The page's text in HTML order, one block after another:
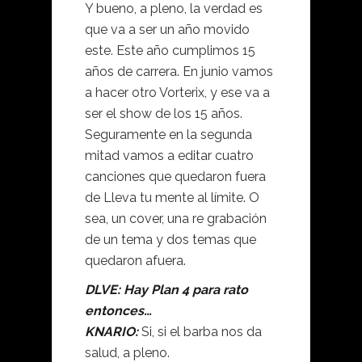
Y bueno, a pleno, la verdad es
que va a ser un año movido
este. Este año cumplimos 15
años de carrera. En junio vamos
a hacer otro Vorterix, y ese va a
ser el show de los 15 años.
Seguramente en la segunda
mitad vamos a editar cuatro
canciones que quedaron fuera
de Lleva tu mente al límite. O
sea, un cover, una re grabación
de un tema y dos temas que
quedaron afuera.
DLVE: Hay Plan 4 para rato
entonces…
KNARIO:Si, si el barba nos da
salud, a pleno.